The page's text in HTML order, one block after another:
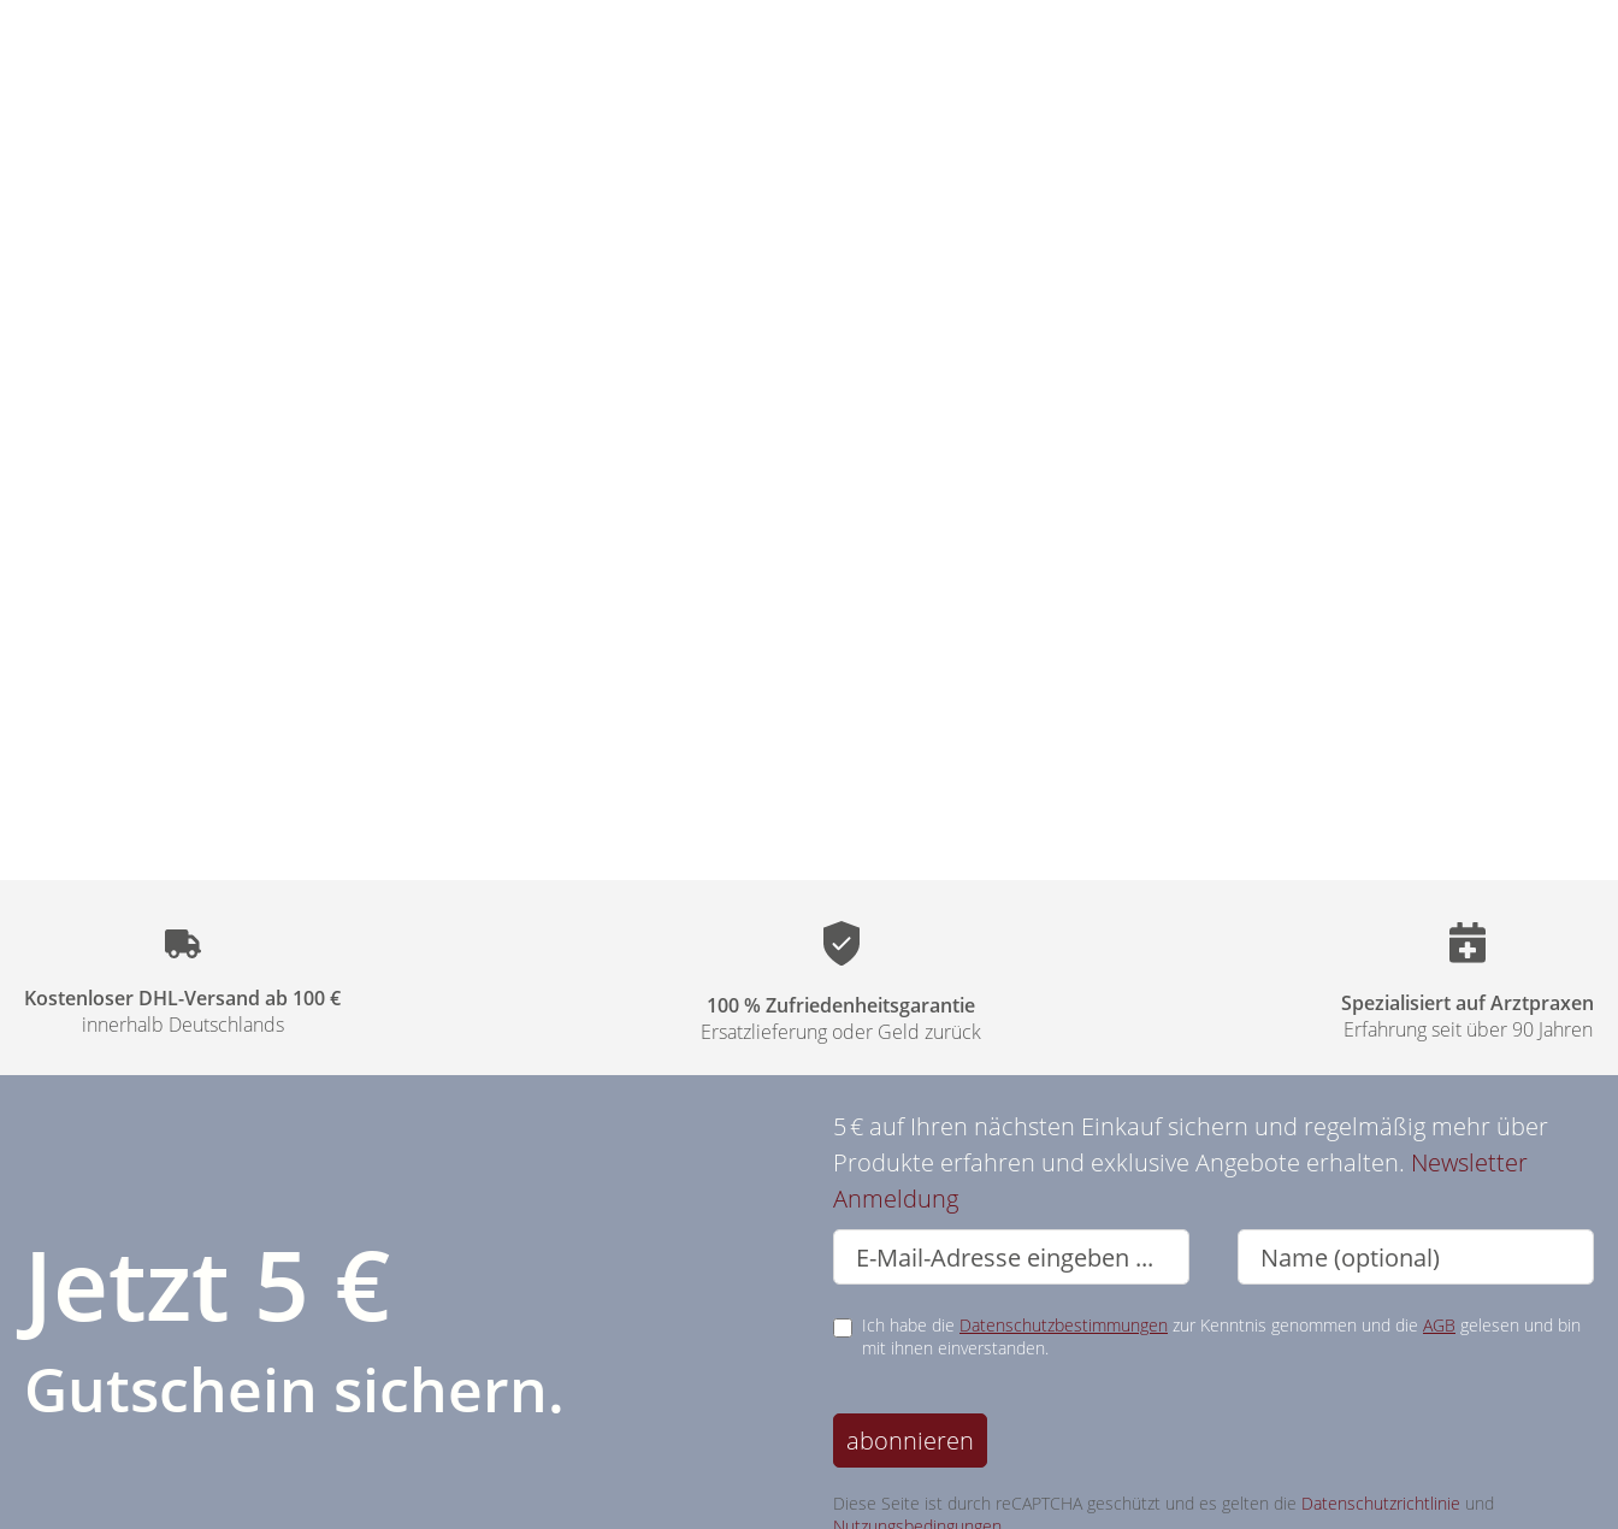
Kostenloser DHL-Versand ab 100 €
innerhalb Deutschlands
100 % Zufriedenheitsgarantie
Ersatzlieferung oder Geld zurück
Spezialisiert auf Arztpraxen
Erfahrung seit über 90 Jahren
Jetzt 5 €
Gutschein sichern.
5 € auf Ihren nächsten Einkauf sichern und regelmäßig mehr über
Produkte erfahren und exklusive Angebote erhalten. Newsletter
Anmeldung
Ich habe die Datenschutzbestimmungen zur Kenntnis genommen und die AGB gelesen und bin
mit ihnen einverstanden.
abonnieren
Diese Seite ist durch reCAPTCHA geschützt und es gelten die Datenschutzrichtlinie und